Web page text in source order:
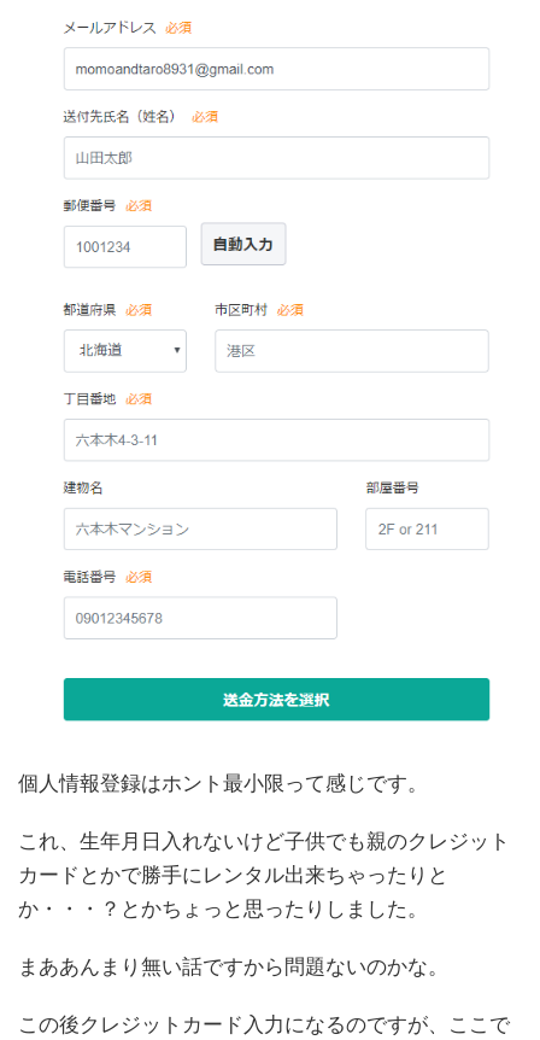
個人情報登録はホント最小限って感じです。
これ、生年月日入れないけど子供でも親のクレジット
カードとかで勝手にレンタル出来ちゃったりと
か・・・？とかちょっと思ったりしました。
まああんまり無い話ですから問題ないのかな。
この後クレジットカード入力になるのですが、ここで